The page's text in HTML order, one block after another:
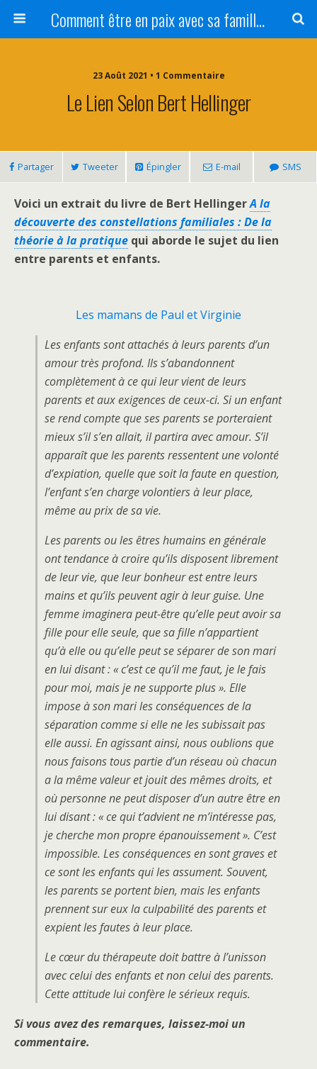
Comment être en paix avec sa famille ?
23 Août 2021 • 1 Commentaire
Le Lien Selon Bert Hellinger
Partager Tweeter Épingler E-mail SMS
Voici un extrait du livre de Bert HellingerA la
découverte des constellations familiales : De la
théorie à la pratique qui aborde le sujet du lien
entre parents et enfants.
Les mamans de Paul et Virginie
Les enfants sont attachés à leurs parents d’un
amour très profond. Ils s’abandonnent
complètement à ce qui leur vient de leurs
parents et aux exigences de ceux-ci. Si un enfant
se rend compte que ses parents se porteraient
mieux s’il s’en allait, il partira avec amour. S’il
apparaît que les parents ressentent une volonté
d’expiation, quelle que soit la faute en question,
l’enfant s’en charge volontiers à leur place,
même au prix de sa vie.
Les parents ou les êtres humains en générale
ont tendance à croire qu’ils disposent librement
de leur vie, que leur bonheur est entre leurs
mains et qu’ils peuvent agir à leur guise. Une
femme imaginera peut-être qu’elle peut avoir sa
fille pour elle seule, que sa fille n’appartient
qu’à elle ou qu’elle peut se séparer de son mari
en lui disant : « c’est ce qu’il me faut, je le fais
pour moi, mais je ne supporte plus ». Elle
impose à son mari les conséquences de la
séparation comme si elle ne les subissait pas
elle aussi. En agissant ainsi, nous oublions que
nous faisons tous partie d’un réseau où chacun
a la même valeur et jouit des mêmes droits, et
où personne ne peut disposer d’un autre être en
lui disant : « ce qui t’advient ne m’intéresse pas,
je cherche mon propre épanouissement ». C’est
impossible. Les conséquences en sont graves et
ce sont les enfants qui les assument. Souvent,
les parents se portent bien, mais les enfants
prennent sur eux la culpabilité des parents et
expient les fautes à leur place.
Le cœur du thérapeute doit battre à l’unisson
avec celui des enfants et non celui des parents.
Cette attitude lui confère le sérieux requis.
Si vous avez des remarques, laissez-moi un
commentaire.